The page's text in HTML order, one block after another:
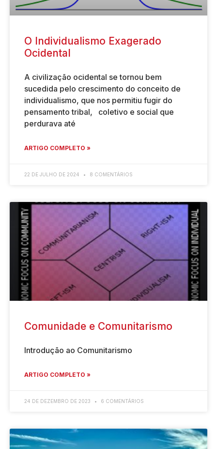
O Individualismo Exagerado
Ocidental
A civilização ocidental se tornou bem
sucedida pelo crescimento do conceito de
individualismo, que nos permitiu fugir do
pensamento tribal, coletivo e social que
perdurava até
ARTIGO COMPLETO »
22 DE JULHO DE 2024 8 COMENTÁRIOS
Comunidade e Comunitarismo
Introdução ao Comunitarismo
ARTIGO COMPLETO »
24 DE DEZEMBRO DE 2023 6 COMENTÁRIOS